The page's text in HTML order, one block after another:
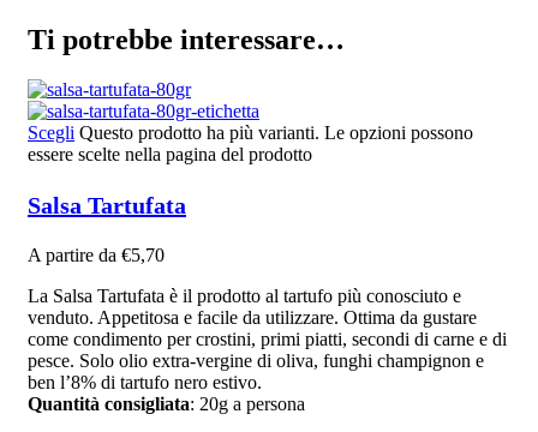
Ti potrebbe interessare…
Scegli Questo prodotto ha più varianti. Le opzioni possono
essere scelte nella pagina del prodotto
Salsa Tartufata
A partire da €5,70
La Salsa Tartufata è il prodotto al tartufo più conosciuto e
venduto. Appetitosa e facile da utilizzare. Ottima da gustare
come condimento per crostini, primi piatti, secondi di carne e di
pesce. Solo olio extra-vergine di oliva, funghi champignon e
ben l’8% di tartufo nero estivo.
Quantità consigliata: 20g a persona